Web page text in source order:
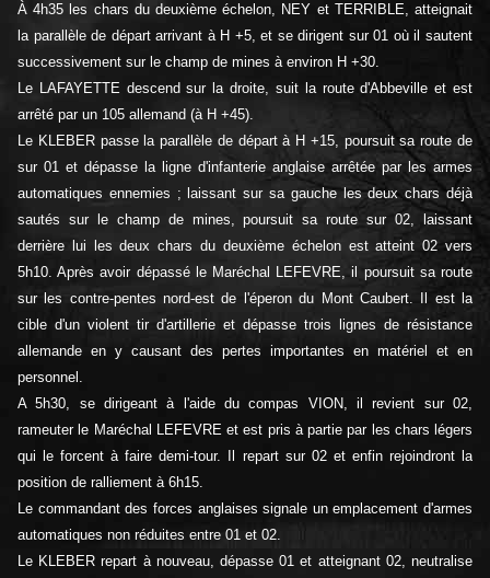
À 4h35 les chars du deuxième échelon, NEY et TERRIBLE, atteignait
la parallèle de départ arrivant à H +5, et se dirigent sur 01 où il sautent
successivement sur le champ de mines à environ H +30.
Le LAFAYETTE descend sur la droite, suit la route d'Abbeville et est
arrêté par un 105 allemand (à H +45).
Le KLEBER passe la parallèle de départ à H +15, poursuit sa route de
sur 01 et dépasse la ligne d'infanterie anglaise arrêtée par les armes
automatiques ennemies ; laissant sur sa gauche les deux chars déjà
sautés sur le champ de mines, poursuit sa route sur 02, laissant
derrière lui les deux chars du deuxième échelon est atteint 02 vers
5h10. Après avoir dépassé le Maréchal LEFEVRE, il poursuit sa route
sur les contre-pentes nord-est de l'éperon du Mont Caubert. Il est la
cible d'un violent tir d'artillerie et dépasse trois lignes de résistance
allemande en y causant des pertes importantes en matériel et en
personnel.
A 5h30, se dirigeant à l'aide du compas VION, il revient sur 02,
rameuter le Maréchal LEFEVRE et est pris à partie par les chars légers
qui le forcent à faire demi-tour. Il repart sur 02 et enfin rejoindront la
position de ralliement à 6h15.
Le commandant des forces anglaises signale un emplacement d'armes
automatiques non réduites entre 01 et 02.
Le KLEBER repart à nouveau, dépasse 01 et atteignant 02, neutralise